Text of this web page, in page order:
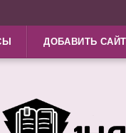
ДОБАВИТЬ